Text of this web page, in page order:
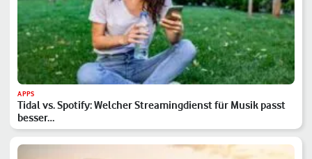
APPS
Tidal vs. Spotify: Welcher Streamingdienst für Musik passt
besser…